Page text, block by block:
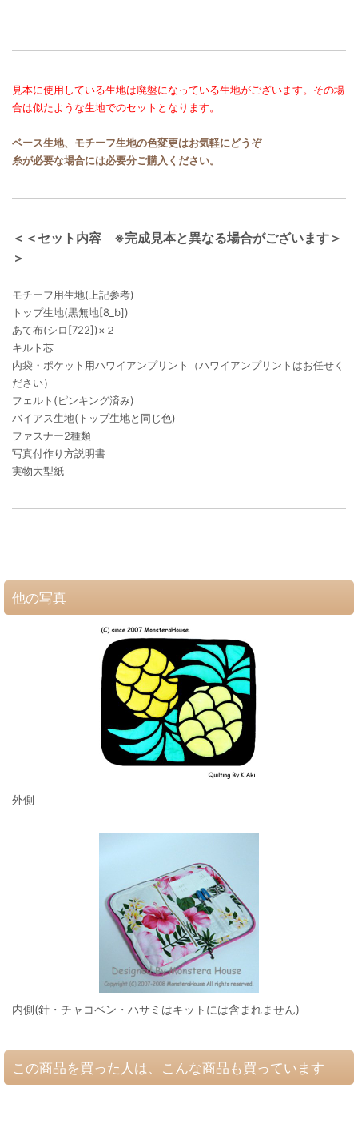
見本に使用している生地は廃盤になっている生地がございます。その場
合は似たような生地でのセットとなります。
ベース生地、モチーフ生地の色変更はお気軽にどうぞ
糸が必要な場合には必要分ご購入ください。
＜＜セット内容 ※完成見本と異なる場合がございます＞
＞
モチーフ用生地(上記参考)
トップ生地(黒無地[8_b])
あて布(シロ[722])×２
キルト芯
内袋・ポケット用ハワイアンプリント（ハワイアンプリントはお任せく
ださい）
フェルト(ピンキング済み)
バイアス生地(トップ生地と同じ色)
ファスナー2種類
写真付作り方説明書
実物大型紙
他の写真
外側
内側(針・チャコペン・ハサミはキットには含まれません)
この商品を買った人は、こんな商品も買っています